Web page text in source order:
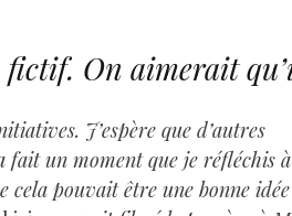
On aimerait
J’espère que d’autres
fait un moment que je réfléchis à
pouvait être une bonne